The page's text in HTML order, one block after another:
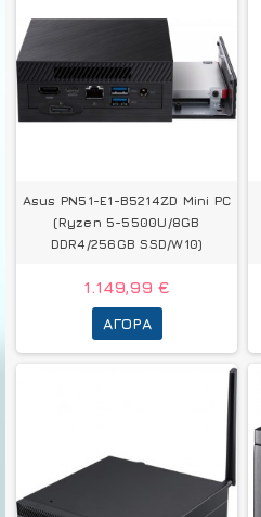
Asus PN51-E1-B5214ZD Mini PC
(Ryzen 5-5500U/8GB
DDR4/256GB SSD/W10)
1.149,99 €
ΑΓΟΡΆ